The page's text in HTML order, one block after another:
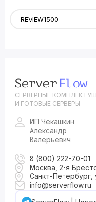
СЕРВЕРНЫЕ
И ГОТОВЫЕ СЕРВЕРЫ
ИП Чекашкин
Александр
Валерьевич
8 (800) 222-70-01
Москва, 2-я
Санкт-Петербург,
info@serverflow.ru